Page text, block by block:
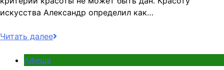
искусства Александр определил как…
Читать далее
Афиша